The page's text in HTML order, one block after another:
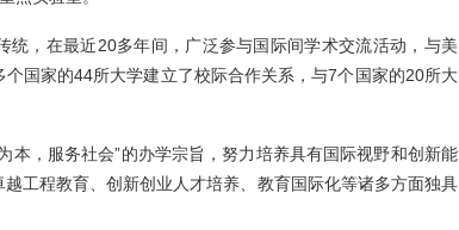
，在最近20多年间，广泛参与国际间学术交流活动，与美
国家的44所大学建立了校际合作关系，与7个国家的20所大
，服务社会”的办学宗旨，努力培养具有国际视野和创新能
工程教育、创新创业人才培养、教育国际化等诸多方面独具